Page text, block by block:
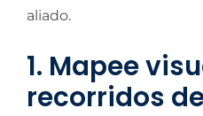
aliado.
1. Mapee
recorridos